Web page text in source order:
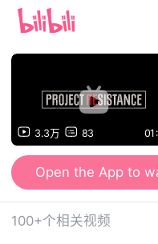
3.3万 83
Open the App to
100+个相关视频